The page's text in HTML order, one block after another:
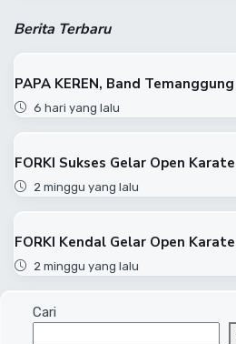
Berita Terbaru
PAPA KEREN, Band
6 hari yang lalu
FORKI Sukses Gelar Open
2 minggu yang lalu
FORKI Kendal Gelar Open
2 minggu yang lalu
Cari